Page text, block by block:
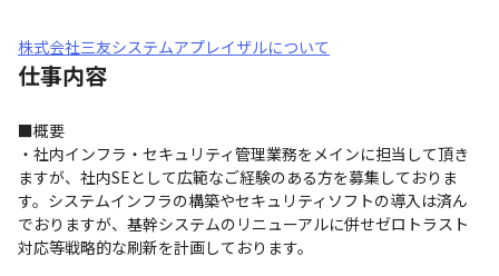
株式会社三友システムアプレイザルについて
仕事内容
■概要
・社内インフラ・セキュリティ管理業務をメインに担当して頂き
ますが、社内SEとして広範なご経験のある方を募集しておりま
す。システムインフラの構築やセキュリティソフトの導入は済ん
でおりますが、基幹システムのリニューアルに併せゼロトラスト
対応等戦略的な刷新を計画しております。